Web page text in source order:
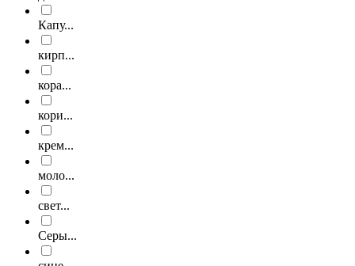
Капу...
кирп...
кора...
кори...
крем...
моло...
свет...
Серы...